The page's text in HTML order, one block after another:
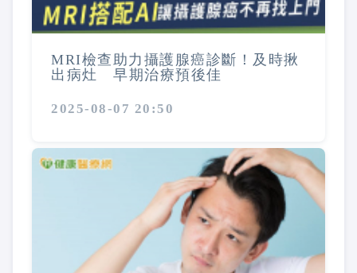
MRI檢查助力攝護腺癌診斷！及時揪
出病灶 早期治療預後佳
2025-08-07 20:50